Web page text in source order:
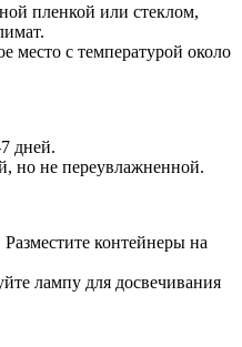
пленкой или стеклом,
место с температурой около
дней.
но не переувлажненной.
Разместите контейнеры на
лампу для досвечивания